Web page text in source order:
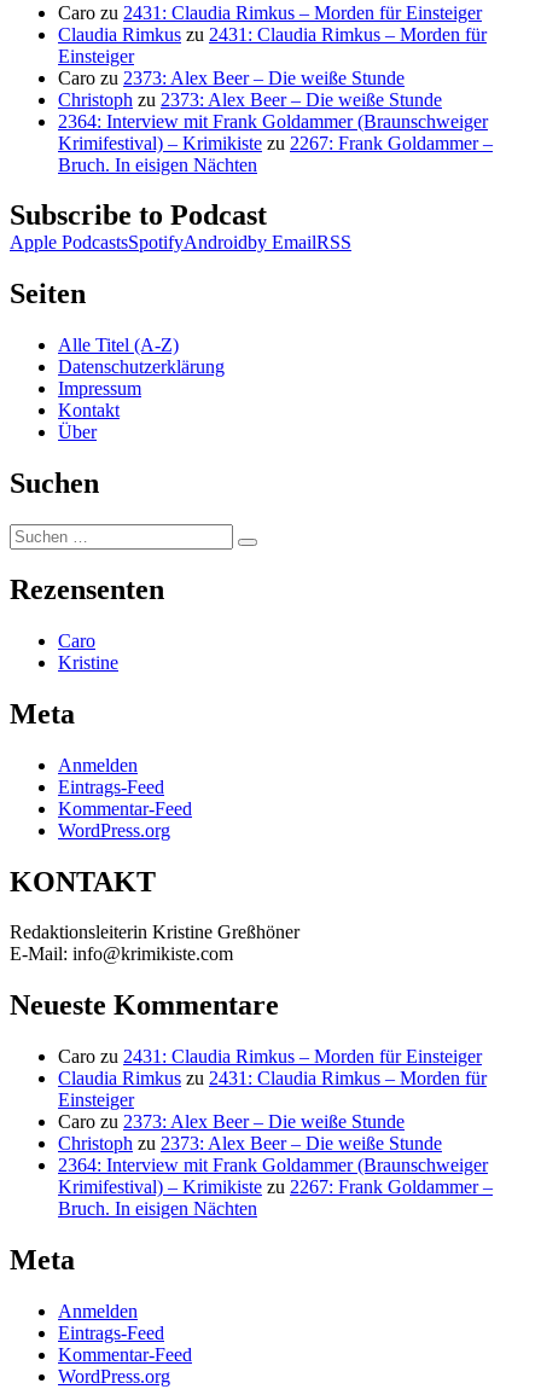
Caro zu 2431: Claudia Rimkus – Morden für Einsteiger
Claudia Rimkus zu 2431: Claudia Rimkus – Morden für
Einsteiger
Caro zu 2373: Alex Beer – Die weiße Stunde
Christoph zu 2373: Alex Beer – Die weiße Stunde
2364: Interview mit Frank Goldammer (Braunschweiger
Krimifestival) – Krimikiste zu 2267: Frank Goldammer –
Bruch. In eisigen Nächten
Subscribe to Podcast
Apple PodcastsSpotifyAndroidby EmailRSS
Seiten
Alle Titel (A-Z)
Datenschutzerklärung
Impressum
Kontakt
Über
Suchen
Suchen
nach:
Suchen
Rezensenten
Caro
Kristine
Meta
Anmelden
Eintrags-Feed
Kommentar-Feed
WordPress.org
KONTAKT
Redaktionsleiterin Kristine Greßhöner
E-Mail: info@krimikiste.com
Neueste Kommentare
Caro zu 2431: Claudia Rimkus – Morden für Einsteiger
Claudia Rimkus zu 2431: Claudia Rimkus – Morden für
Einsteiger
Caro zu 2373: Alex Beer – Die weiße Stunde
Christoph zu 2373: Alex Beer – Die weiße Stunde
2364: Interview mit Frank Goldammer (Braunschweiger
Krimifestival) – Krimikiste zu 2267: Frank Goldammer –
Bruch. In eisigen Nächten
Meta
Anmelden
Eintrags-Feed
Kommentar-Feed
WordPress.org